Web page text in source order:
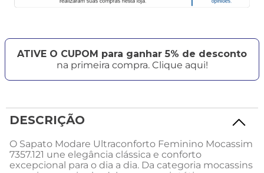
ATIVE O CUPOM para ganhar 5% de desconto
na primeira compra. Clique aqui!
DESCRIÇÃO
O Sapato Modare Ultraconforto Feminino Mocassim
7357.121 une elegância clássica e conforto
excepcional para o dia a dia. Da categoria mocassins